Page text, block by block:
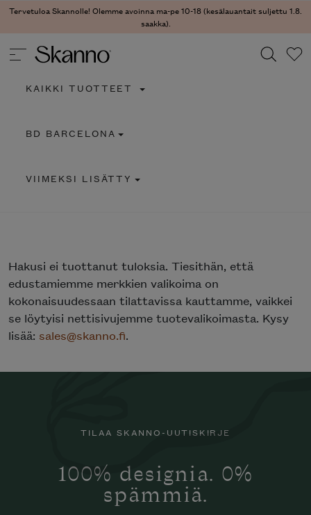
Tervetuloa Skannolle! Olemme avoinna ma-pe 10-18 (kesälauantait suljettu 1.8.
saakka).
Type 2 or more characters for results.
KAIKKI TUOTTEET
BD BARCELONA
VIIMEKSI LISÄTTY
Hakusi ei tuottanut tuloksia. Tiesithän, että
edustamiemme merkkien valikoima on
kokonaisuudessaan tilattavissa kauttamme, vaikkei
se löytyisi nettisivujemme tuotevalikoimasta. Kysy
lisää: sales@skanno.fi.
TILAA SKANNO-UUTISKIRJE
100% designia. 0%
spämmiä.